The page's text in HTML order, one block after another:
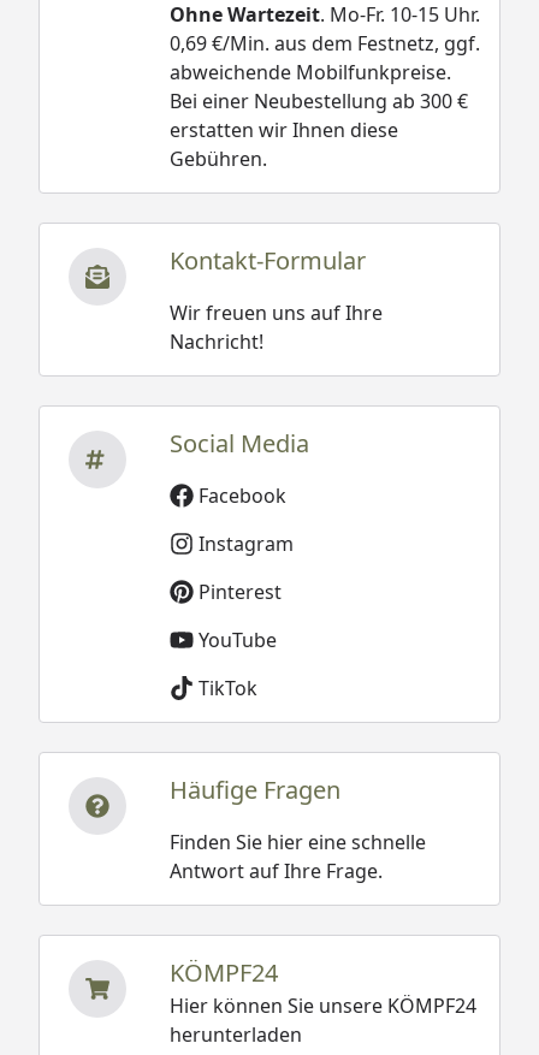
Ohne Wartezeit. Mo-Fr. 10-15 Uhr.
0,69 €/Min. aus dem Festnetz, ggf.
abweichende Mobilfunkpreise.
Bei einer Neubestellung ab 300 €
erstatten wir Ihnen diese
Gebühren.
Kontakt-Formular
Wir freuen uns auf Ihre
Nachricht!
Social Media
Facebook
Instagram
Pinterest
YouTube
TikTok
Häufige Fragen
Finden Sie hier eine schnelle
Antwort auf Ihre Frage.
KÖMPF24
Hier können Sie unsere KÖMPF24
herunterladen